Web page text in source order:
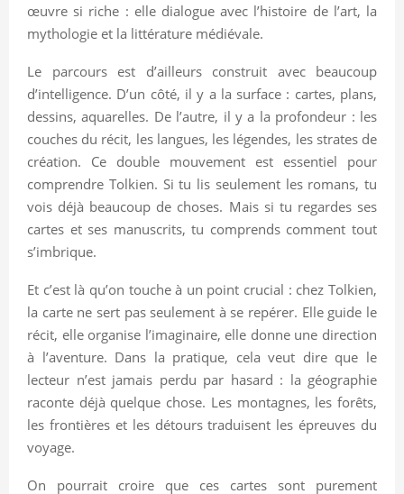
œuvre si riche : elle dialogue avec l’histoire de l’art, la
mythologie et la littérature médiévale.
Le parcours est d’ailleurs construit avec beaucoup
d’intelligence. D’un côté, il y a la surface : cartes, plans,
dessins, aquarelles. De l’autre, il y a la profondeur : les
couches du récit, les langues, les légendes, les strates de
création. Ce double mouvement est essentiel pour
comprendre Tolkien. Si tu lis seulement les romans, tu
vois déjà beaucoup de choses. Mais si tu regardes ses
cartes et ses manuscrits, tu comprends comment tout
s’imbrique.
Et c’est là qu’on touche à un point crucial : chez Tolkien,
la carte ne sert pas seulement à se repérer. Elle guide le
récit, elle organise l’imaginaire, elle donne une direction
à l’aventure. Dans la pratique, cela veut dire que le
lecteur n’est jamais perdu par hasard : la géographie
raconte déjà quelque chose. Les montagnes, les forêts,
les frontières et les détours traduisent les épreuves du
voyage.
On pourrait croire que ces cartes sont purement